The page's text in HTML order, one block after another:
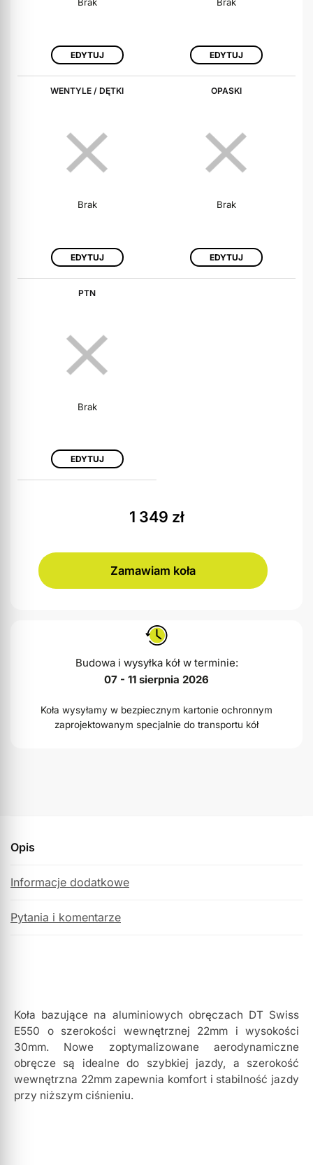
Brak
EDYTUJ
Brak
EDYTUJ
WENTYLE / DĘTKI
Brak
EDYTUJ
OPASKI
Brak
EDYTUJ
PTN
Brak
EDYTUJ
1 349 zł
Zamawiam koła
Budowa i wysyłka kół w terminie:
07 - 11 sierpnia 2026
Koła wysyłamy w bezpiecznym kartonie ochronnym
zaprojektowanym specjalnie do transportu kół
Opis
Informacje dodatkowe
Pytania i komentarze
Koła bazujące na aluminiowych obręczach DT Swiss
E550 o szerokości wewnętrznej 22mm i wysokości
30mm. Nowe zoptymalizowane aerodynamiczne
obręcze są idealne do szybkiej jazdy, a szerokość
wewnętrzna 22mm zapewnia komfort i stabilność jazdy
przy niższym ciśnieniu.